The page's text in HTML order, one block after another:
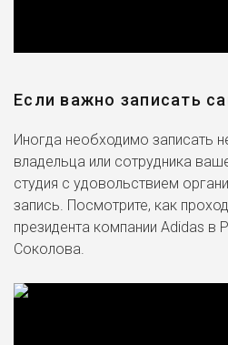
Если важно записать
Иногда необходимо записать
владельца или сотрудника
студия с удовольствием
запись. Посмотрите, как
президента компании Adidas в
Соколова.